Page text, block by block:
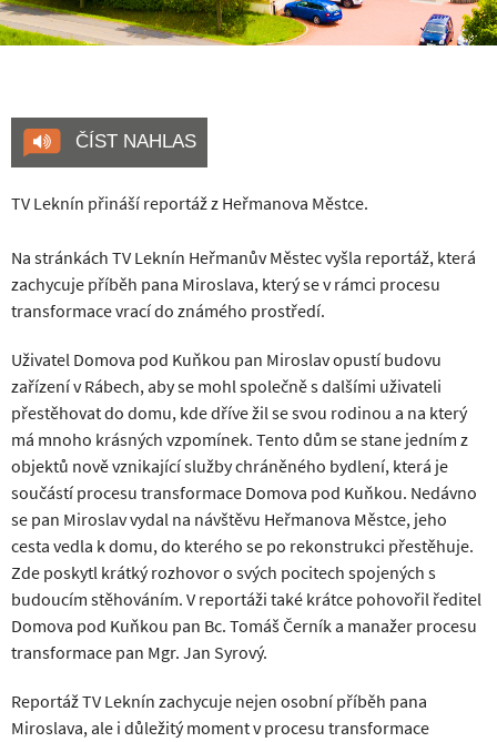
ČÍST NAHLAS
TV Leknín přináší reportáž z Heřmanova Městce.
Na stránkách TV Leknín Heřmanův Městec vyšla reportáž, která
zachycuje příběh pana Miroslava, který se v rámci procesu
transformace vrací do známého prostředí.
Uživatel Domova pod Kuňkou pan Miroslav opustí budovu
zařízení v Rábech, aby se mohl společně s dalšími uživateli
přestěhovat do domu, kde dříve žil se svou rodinou a na který
má mnoho krásných vzpomínek. Tento dům se stane jedním z
objektů nově vznikající služby chráněného bydlení, která je
součástí procesu transformace Domova pod Kuňkou. Nedávno
se pan Miroslav vydal na návštěvu Heřmanova Městce, jeho
cesta vedla k domu, do kterého se po rekonstrukci přestěhuje.
Zde poskytl krátký rozhovor o svých pocitech spojených s
budoucím stěhováním. V reportáži také krátce pohovořil ředitel
Domova pod Kuňkou pan Bc. Tomáš Černík a manažer procesu
transformace pan Mgr. Jan Syrový.
Reportáž TV Leknín zachycuje nejen osobní příběh pana
Miroslava, ale i důležitý moment v procesu transformace